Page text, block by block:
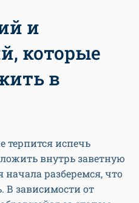
и
которые
в
терпится испечь
внутрь заветную
разберемся, что
В зависимости от